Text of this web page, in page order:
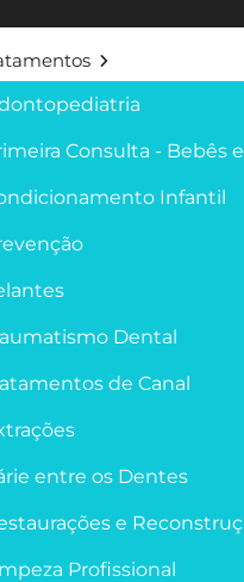
Consulta - Bebês
Infantil
Dental
de Canal
entre os Dentes
e
Profissional